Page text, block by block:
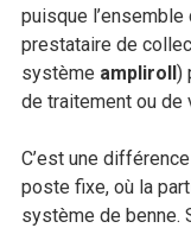
puisque
prestataire de
système ampliroll)
de traitement ou de
C’est une
poste fixe, où la
système de benne.